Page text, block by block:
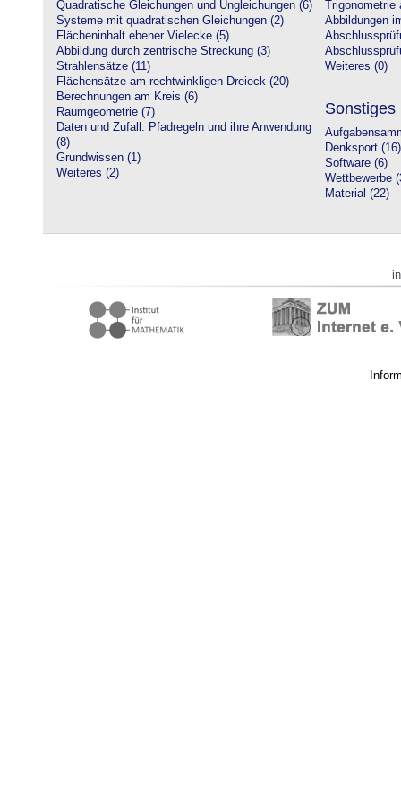
Quadratische Gleichungen und Ungleichungen (6)
Systeme mit quadratischen Gleichungen (2)
Flächeninhalt ebener Vielecke (5)
Abbildung durch zentrische Streckung (3)
Strahlensätze (11)
Flächensätze am rechtwinkligen Dreieck (20)
Berechnungen am Kreis (6)
Raumgeometrie (7)
Daten und Zufall: Pfadregeln und ihre Anwendung
(8)
Grundwissen (1)
Weiteres (2)
Abbildungen
Weiteres (0)
Sonstiges
Denksport (16)
Software (6)
Wettbewerbe
Material (22)